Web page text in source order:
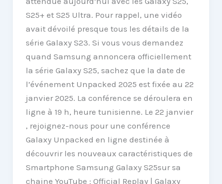
S25+ et S25 Ultra. Pour rappel, une vidéo
avait dévoilé presque tous les détails de la
série Galaxy S23. Si vous vous demandez
quand Samsung annoncera officiellement
la série Galaxy S25, sachez que la date de
l’événement Unpacked 2025 est fixée au 22
janvier 2025. La conférence se déroulera en
ligne à 19 h, heure tunisienne. Le 22 janvier
, rejoignez-nous pour une conférence
Galaxy Unpacked en ligne destinée à
découvrir les nouveaux caractéristiques de
Smartphone Samsung Galaxy S25sur sa
chaine YouTube : Official Replay | Galaxy